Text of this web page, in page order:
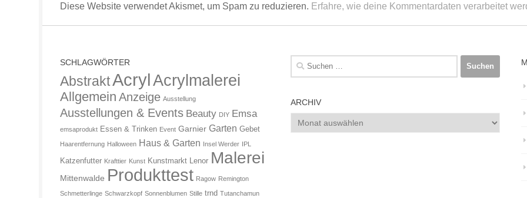
Diese Website verwendet Akismet, um Spam zu reduzieren. Erfahre, wie deine Kommentardaten verarbeitet
SCHLAGWÖRTER
AbstraktAcrylAcrylmalerei
Allgemein Anzeige Ausstellung
Ausstellungen & Events Beauty DIY Emsa
emsaprodukt Essen & Trinken Event Garnier Garten Gebet
Haarentfernung Halloween Haus & Garten Insel Werder IPL
Katzenfutter Krafttier Kunst Kunstmarkt Lenor Malerei
Mittenwalde Produkttest Ragow Remington
Schmetterlinge Schwarzkopf Sonnenblumen Stille trnd Tutanchamun
Suchen
nach:
ARCHIV
Archiv